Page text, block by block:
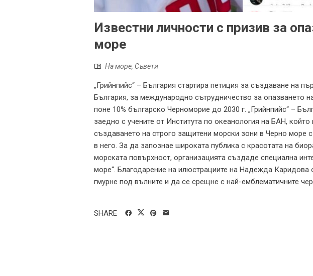
Известни личности с призив за
море
На море, Съвети
„Грийнпийс“ – България стартира петиция за създаване на
България, за международно сътрудничество за опазването
поне 10% българско Черноморие до 2030 г. „Грийнпийс“ –
заедно с учените от Института по океанология на БАН,
създаването на строго защитени морски зони в Черно море
в него. За да запознае широката публика с красотата на
морската повърхност, организацията създаде специална
море“. Благодарение на илюстрациите на Надежда Каридова
гмурне под вълните и да се срещне с най-емблематичните
SHARE